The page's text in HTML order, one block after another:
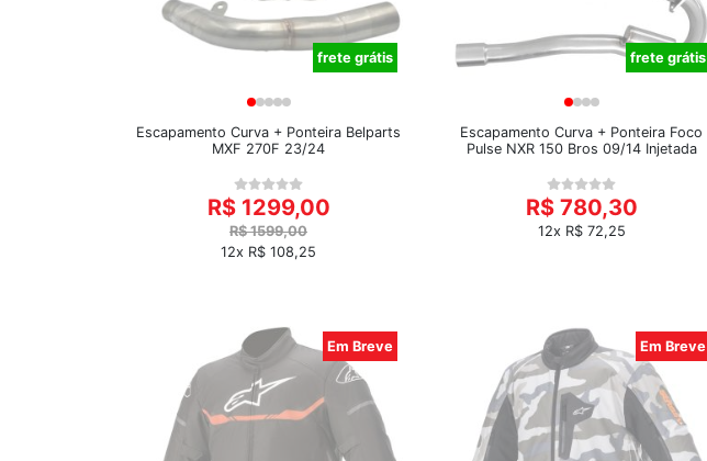
frete grátis
Escapamento Curva + Ponteira Belparts
MXF 270F 23/24
R$ 1299,00
R$ 1599,00
12x R$ 108,25
frete grátis
Escapamento Curva + Ponteira Foco
Pulse NXR 150 Bros 09/14 Injetada
R$ 780,30
12x R$ 72,25
Em Breve Em Breve